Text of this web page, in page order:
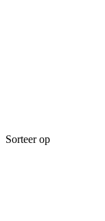
Sorteer op